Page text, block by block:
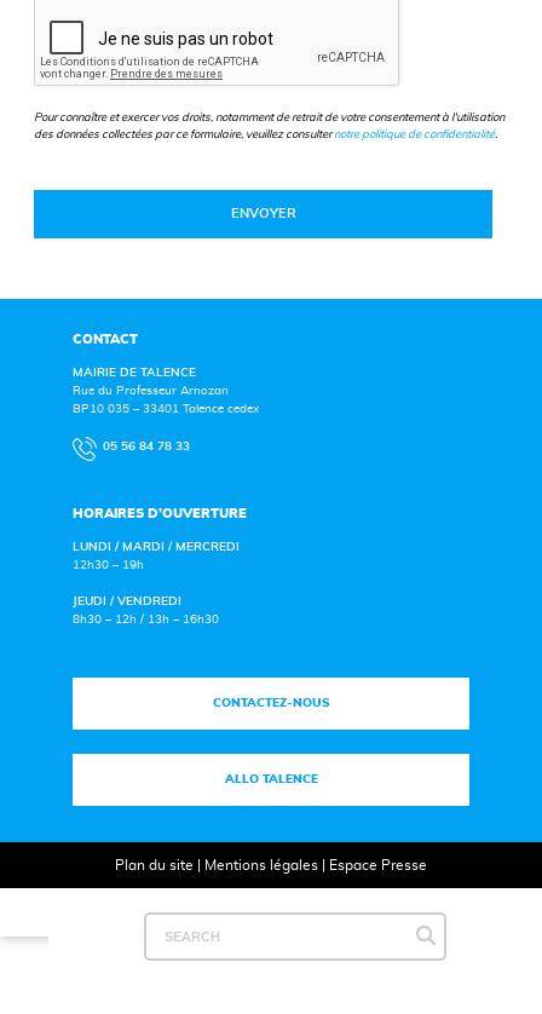
Pour connaître et exercer vos droits, notamment de retrait de votre consentement à l'utilisation
des données collectées par ce formulaire, veuillez consulternotre politique de confidentialité.
CONTACT
MAIRIE DE TALENCE
Rue du Professeur Arnozan
BP10 035 – 33401 Talence cedex
05 56 84 78 33
HORAIRES D’OUVERTURE
LUNDI / MARDI / MERCREDI
12h30 – 19h
JEUDI / VENDREDI
8h30 – 12h / 13h – 16h30
CONTACTEZ-NOUS
ALLO TALENCE
Plan du site Mentions légales| Espace Presse